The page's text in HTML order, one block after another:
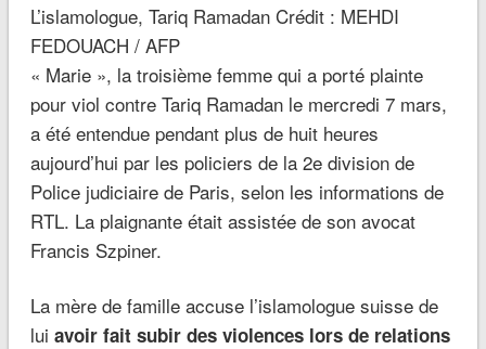
L’islamologue, Tariq Ramadan Crédit : MEHDI
FEDOUACH / AFP
« Marie », la troisième femme qui a porté plainte
pour viol contre Tariq Ramadan le mercredi 7 mars,
a été entendue pendant plus de huit heures
aujourd’hui par les policiers de la 2e division de
Police judiciaire de Paris, selon les informations de
RTL. La plaignante était assistée de son avocat
Francis Szpiner.
La mère de famille accuse l’islamologue suisse de
lui avoir fait subir des violences lors de relations